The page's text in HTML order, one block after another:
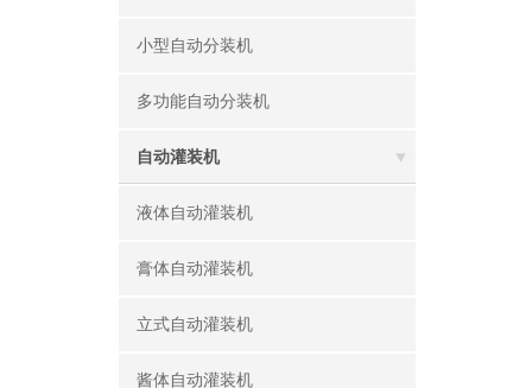
小型自动分装机
多功能自动分装机
自动灌装机
液体自动灌装机
膏体自动灌装机
立式自动灌装机
酱体自动灌装机